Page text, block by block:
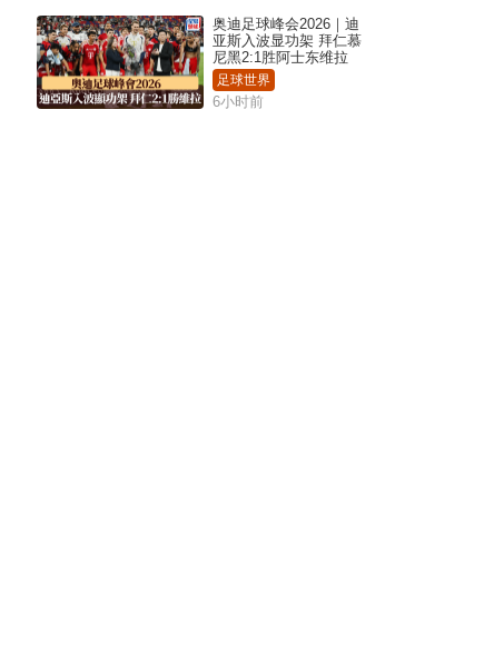
奥迪足球峰会2026｜迪
亚斯入波显功架 拜仁慕
尼黑2:1胜阿士东维拉
足球世界
6小时前